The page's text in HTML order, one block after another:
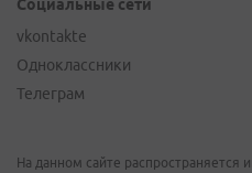
Социальные сети
vkontakte
Одноклассники
Телеграм
На данном сайте распространяется